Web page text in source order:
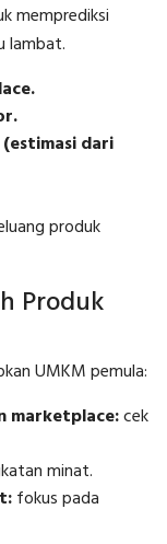
memprediksi
lambat.
dari
produk
Produk
UMKM pemula:
marketplace:cek
minat.
fokus pada